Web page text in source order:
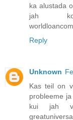
ka alustada
jah
Reply
Unknown
Kas teil on
probleeme
kui jah